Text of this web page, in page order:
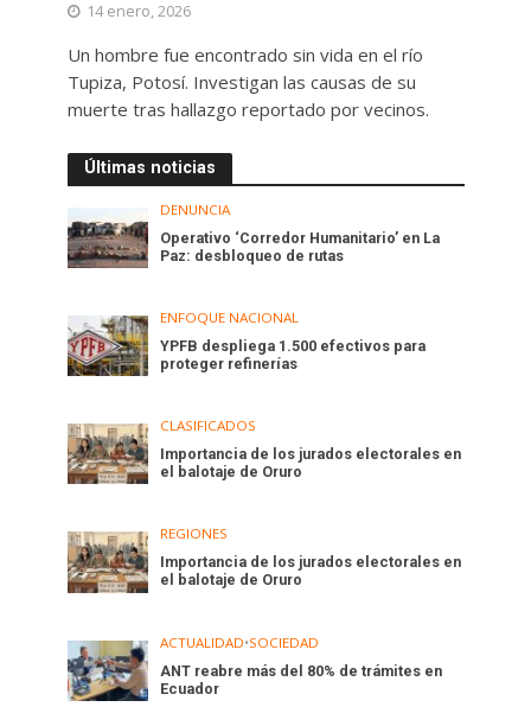
14 enero, 2026
Un hombre fue encontrado sin vida en el río
Tupiza, Potosí. Investigan las causas de su
muerte tras hallazgo reportado por vecinos.
Últimas noticias
DENUNCIA
Operativo ‘Corredor Humanitario’ en La
Paz: desbloqueo de rutas
ENFOQUE NACIONAL
YPFB despliega 1.500 efectivos para
proteger refinerías
CLASIFICADOS
Importancia de los jurados electorales en
el balotaje de Oruro
REGIONES
Importancia de los jurados electorales en
el balotaje de Oruro
ACTUALIDAD•SOCIEDAD
ANT reabre más del 80% de trámites en
Ecuador